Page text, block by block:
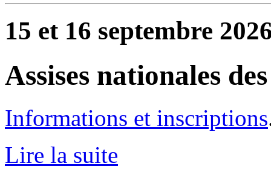
15 et 16 septembre
Assises nationales
Informations et inscriptions
Lire la suite